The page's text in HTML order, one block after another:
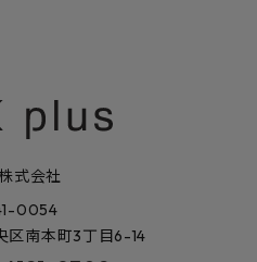
式会社
0054
区南本町3丁目6-14